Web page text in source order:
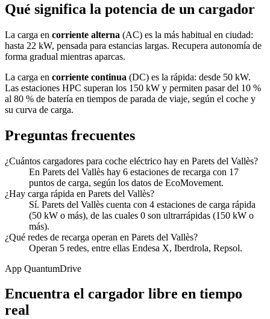
Qué significa la potencia de un cargador
La carga en corriente alterna (AC) es la más habitual en ciudad:
hasta 22 kW, pensada para estancias largas. Recupera autonomía de
forma gradual mientras aparcas.
La carga en corriente continua (DC) es la rápida: desde 50 kW.
Las estaciones HPC superan los 150 kW y permiten pasar del 10 %
al 80 % de batería en tiempos de parada de viaje, según el coche y
su curva de carga.
Preguntas frecuentes
¿Cuántos cargadores para coche eléctrico hay en Parets del Vallès?
En Parets del Vallès hay 6 estaciones de recarga con 17
puntos de carga, según los datos de EcoMovement.
¿Hay carga rápida en Parets del Vallès?
Sí. Parets del Vallès cuenta con 4 estaciones de carga rápida
(50 kW o más), de las cuales 0 son ultrarrápidas (150 kW o
más).
¿Qué redes de recarga operan en Parets del Vallès?
Operan 5 redes, entre ellas Endesa X, Iberdrola, Repsol.
App QuantumDrive
Encuentra el cargador libre en tiempo
real